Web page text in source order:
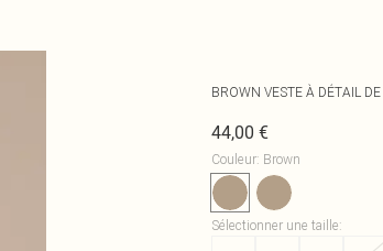
BROWN VESTE À DÉTAIL
44,00 €
Couleur: Brown
Sélectionner une taille: